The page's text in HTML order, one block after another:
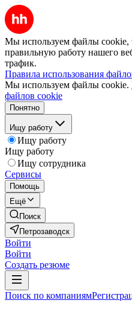
Мы используем файлы cookie,
правильную работу нашего
трафик.
Правила использования
Мы используем файлы cookie.
файлов cookie
Понятно
Ищу работу
Ищу работу
Ищу работу
Ищу сотрудника
Сервисы
Помощь
Ещё
Поиск
Петрозаводск
Войти
Войти
Создать резюме
Поиск по компаниям